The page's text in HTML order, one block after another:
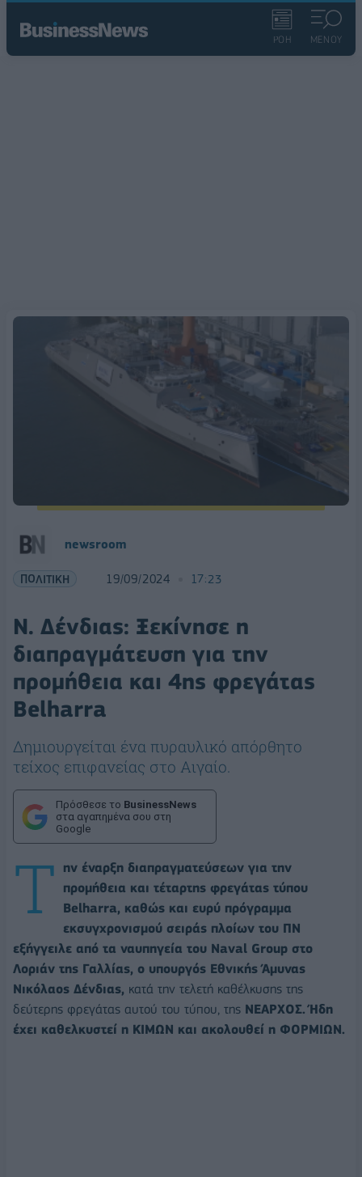
ΡΟΗ ΜΕΝΟΥ
newsroom
ΠΟΛΙΤΙΚΗ 19/09/2024 17:23
Ν. Δένδιας: Ξεκίνησε η
διαπραγμάτευση για την
προμήθεια και 4ης φρεγάτας
Belharra
Δημιουργείται ένα πυραυλικό απόρθητο
τείχος επιφανείας στο Αιγαίο.
Πρόσθεσε το BusinessNews
στα αγαπημένα σου στη
Google
Τ
ην έναρξη διαπραγματεύσεων για την
προμήθεια και τέταρτης φρεγάτας τύπου
Belharra, καθώς και ευρύ πρόγραμμα
εκσυγχρονισμού σειράς πλοίων του ΠΝ
εξήγγειλε από τα ναυπηγεία του Naval Group στο
Λοριάν της Γαλλίας, ο υπουργός Εθνικής Άμυνας
Νικόλαος Δένδιας, κατά την τελετή καθέλκυσης της
δεύτερης φρεγάτας αυτού του τύπου, της ΝΕΑΡΧΟΣ. Ήδη
έχει καθελκυστεί η ΚΙΜΩΝ και ακολουθεί η ΦΟΡΜΙΩΝ.